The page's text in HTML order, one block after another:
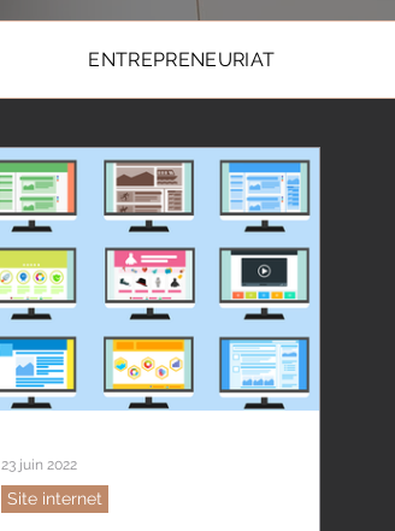
ENTREPRENEURIAT
Site internet
23 juin 2022